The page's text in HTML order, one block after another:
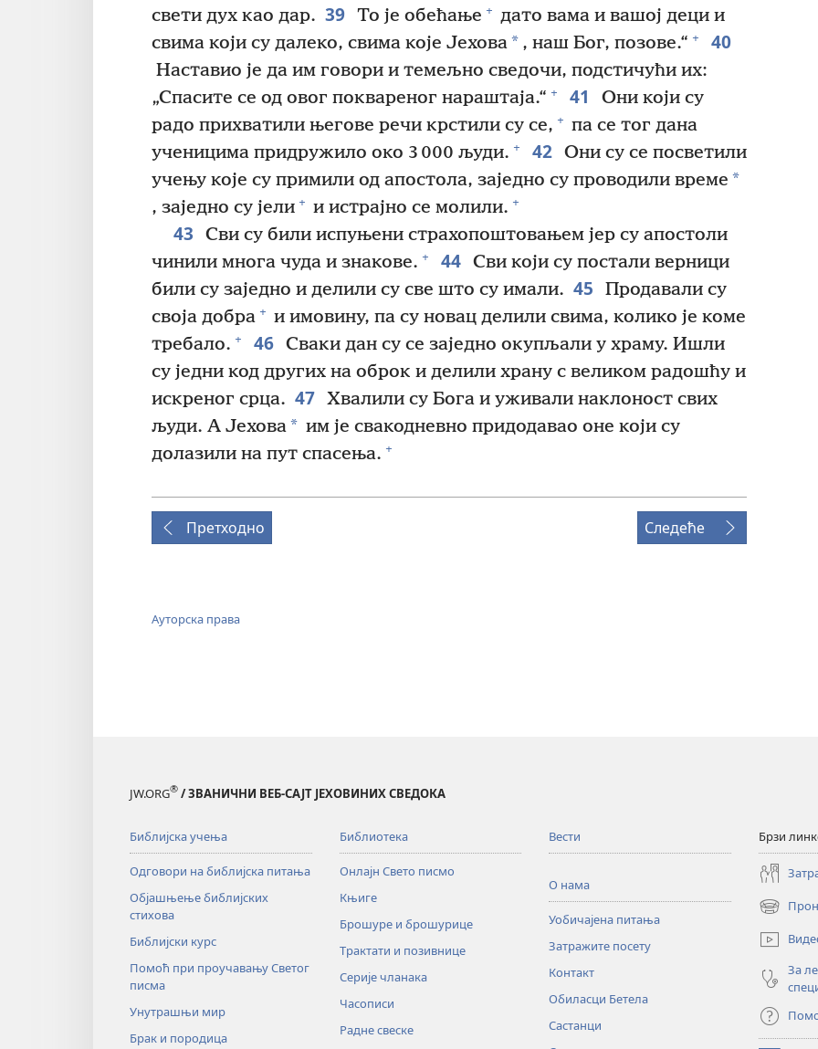
свети дух као дар. 39 То је обећање + дато вама и вашој деци и
свима који су далеко, свима које Јехова* , наш Бог, позове.“ + 40
Наставио је да им говори и темељно сведочи, подстичући их:
„Спасите се од овог поквареног нараштаја.“ + 41
Они који су
радо прихватили његове речи крстили су се, + па се тог дана
ученицима придружило око 3 000 људи. + 42 Они су се посветили
учењу које су примили од апостола, заједно су проводили време *
, заједно су јели + и истрајно се молили. +
43
Сви су били испуњени страхопоштовањем јер су апостоли
чинили многа чуда и знакове. + 44 Сви који су постали верници
били су заједно и делили су све што су имали. 45
Продавали су
своја добра + и имовину, па су новац делили свима, колико је коме
требало. + 46 Сваки дан су се заједно окупљали у храму. Ишли
су једни код других на оброк и делили храну с великом радошћу и
искреног срца. 47 Хвалили су Бога и уживали наклоност свих
људи. А Јехова* им је свакодневно придодавао оне који су
долазили на пут спасења. +
Претходно Следеће
Ауторска права
JW.ORG® / ЗВАНИЧНИ ВЕБ-САЈТ ЈЕХОВИНИХ СВЕДОКА
Библијска учења
Одговори на библијска питања
Објашњење библијских
стихова
Библијски курс
Помоћ при проучавању Светог
писма
Унутрашњи мир
Брак и породица
Библиотека
Онлајн Свето писмо
Књиге
Брошуре и брошурице
Трактати и позивнице
Серије чланака
Часописи
Радне свеске
Вести
О нама
Уобичајена питања
Затражите посету
Контакт
Обиласци Бетела
Састанци
Брзи
(отвара
нови
прозор)
За